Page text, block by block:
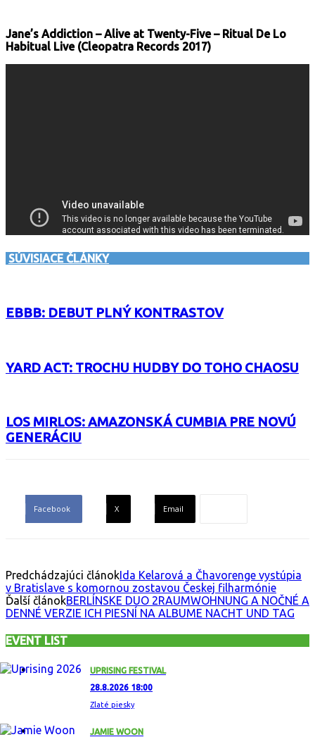
Jane’s Addiction – Alive at Twenty-Five – Ritual De Lo
Habitual Live (Cleopatra Records 2017)
SÚVISIACE ČLÁNKY
EBBB: DEBUT PLNÝ KONTRASTOV
YARD ACT: TROCHU HUDBY DO TOHO CHAOSU
LOS MIRLOS: AMAZONSKÁ CUMBIA PRE NOVÚ
GENERÁCIU
Facebook X Email
Predchádzajúci článokIda Kelarová a Čhavorenge vystúpia
v Bratislave s komornou zostavou Českej filharmónie
Ďalší článokBERLÍNSKE DUO 2RAUMWOHNUNG A NOČNÉ A
DENNÉ VERZIE ICH PIESNÍ NA ALBUME NACHT UND TAG
EVENT LIST
UPRISING FESTIVAL
28.8.2026 18:00
Zlaté piesky
JAMIE WOON